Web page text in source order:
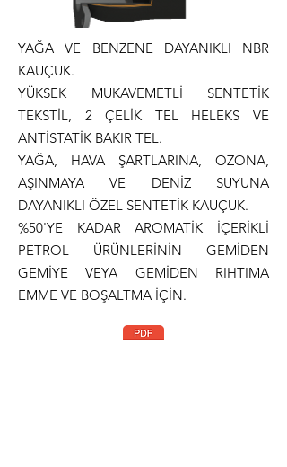
YAĞA VE BENZENE DAYANIKLI NBR
KAUÇUK.
YÜKSEK MUKAVEMETLİ SENTETİK
TEKSTİL, 2 ÇELİK TEL HELEKS VE
ANTİSTATİK BAKIR TEL.
YAĞA, HAVA ŞARTLARINA, OZONA,
AŞINMAYA VE DENİZ SUYUNA
DAYANIKLI ÖZEL SENTETİK KAUÇUK.
%50'YE KADAR AROMATİK İÇERİKLİ
PETROL ÜRÜNLERİNİN GEMİDEN
GEMİYE VEYA GEMİDEN RIHTIMA
EMME VE BOŞALTMA İÇİN.